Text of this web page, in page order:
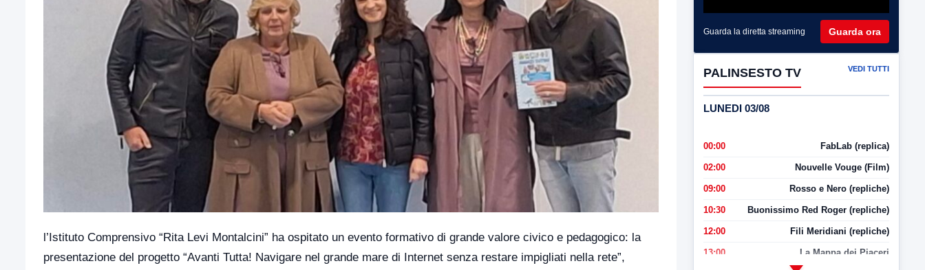
l’Istituto Comprensivo “Rita Levi Montalcini” ha ospitato un evento formativo di grande valore civico e pedagogico: la
presentazione del progetto “Avanti Tutta! Navigare nel grande mare di Internet senza restare impigliati nella rete”,
Guarda la diretta streaming Guarda ora
PALINSESTO TV VEDI TUTTI
LUNEDI 03/08
00:00 FabLab (replica)
02:00 Nouvelle Vouge (Film)
09:00 Rosso e Nero (repliche)
10:30 Buonissimo Red Roger (repliche)
12:00 Fili Meridiani (repliche)
13:00 La Mappa dei Piaceri